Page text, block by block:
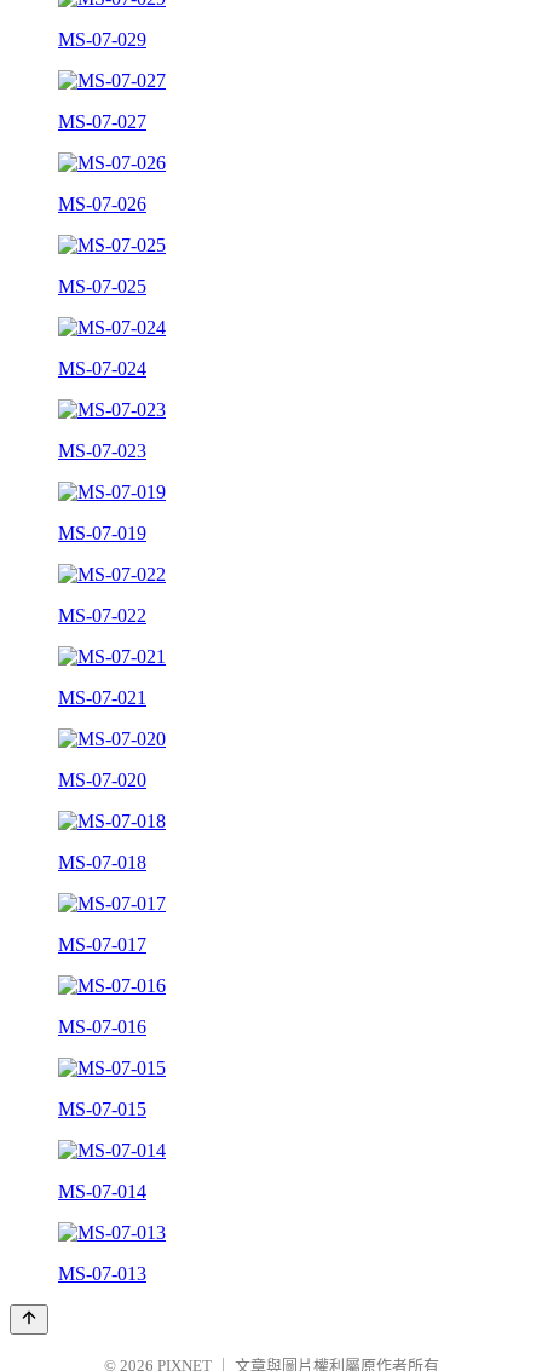
MS-07-029
MS-07-027
MS-07-026
MS-07-025
MS-07-024
MS-07-023
MS-07-019
MS-07-022
MS-07-021
MS-07-020
MS-07-018
MS-07-017
MS-07-016
MS-07-015
MS-07-014
MS-07-013
© 2026 PIXNET 文章與圖片權利屬原作者所有